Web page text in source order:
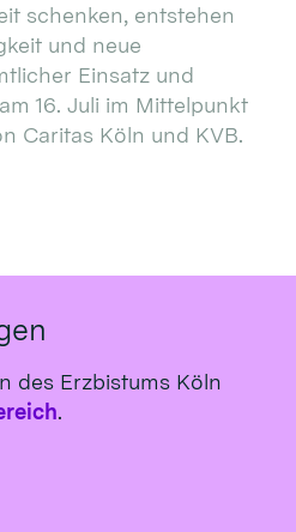
schenken, entstehen
und neue
Einsatz und
16. Juli im Mittelpunkt
Caritas Köln und KVB.
des Erzbistums Köln
.